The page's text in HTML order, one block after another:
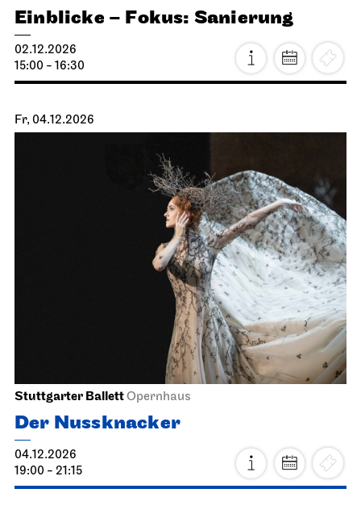
Einblicke – Fokus: Sanierung
02.12.2026
15:00 - 16:30
Fr, 04.12.2026
Stuttgarter BallettOpernhaus
Der Nussknacker
04.12.2026
19:00 - 21:15